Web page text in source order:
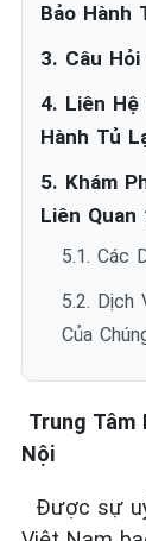
Bảo Hành
3. Câu
4. Liên Hệ
Hành Tủ
5. Khám
Liên
5.1. Các
5.2. Dịch
Của
Trung Tâm
Nội
Được sự